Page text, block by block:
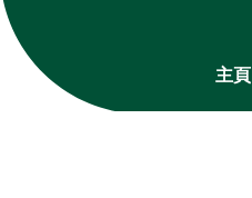
主頁